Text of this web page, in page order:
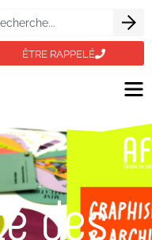
ÊTRE RAPPELÉ
des